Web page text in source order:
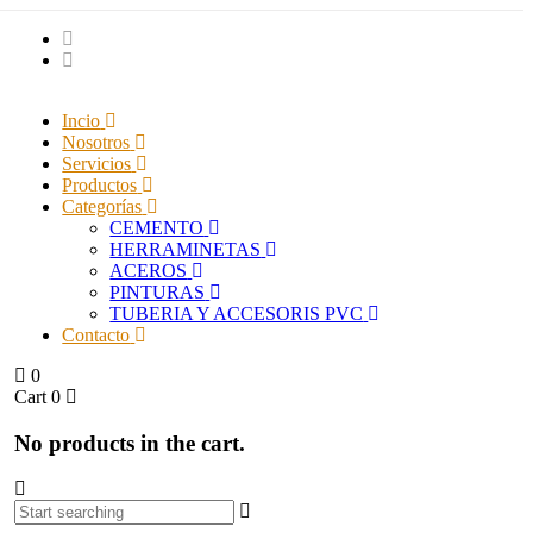
Incio
Nosotros
Servicios
Productos
Categorías
CEMENTO
HERRAMINETAS
ACEROS
PINTURAS
TUBERIA Y ACCESORIS PVC
Contacto
0
Cart0
No products in the cart.